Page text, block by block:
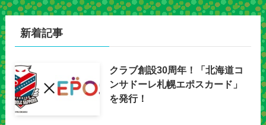
新着記事
クラブ創設30周年！「北海道コ
ンサドーレ札幌エポスカード」
を発行！